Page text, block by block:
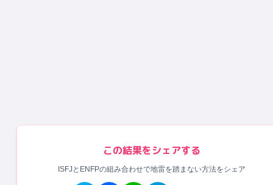
この結果をシェアする
ISFJとENFPの組み合わせで地雷を踏まない方法をシェア